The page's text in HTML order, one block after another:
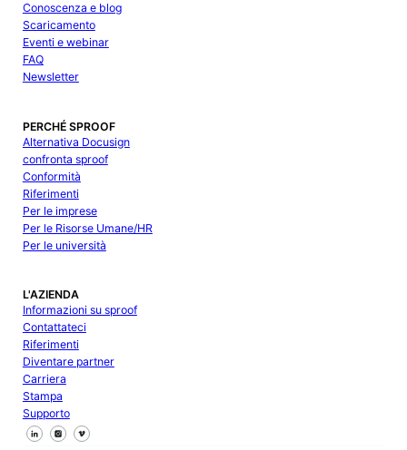
Conoscenza e blog
Scaricamento
Eventi e webinar
FAQ
Newsletter
PERCHÉ SPROOF
Alternativa Docusign
confronta sproof
Conformità
Riferimenti
Per le imprese
Per le Risorse Umane/HR
Per le università
L'AZIENDA
Informazioni su sproof
Contattateci
Riferimenti
Diventare partner
Carriera
Stampa
Supporto
Seguici su Facebook
Seguici su X
Seguici su LinkedIn